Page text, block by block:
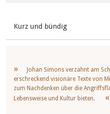
Kurz und bündig
Johan Simons verzahnt am
erschreckend visionäre Texte von
zum Nachdenken über die
Lebensweise und Kultur bieten.